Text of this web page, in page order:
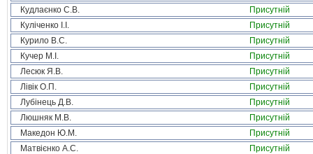
Кудлаєнко С.В.
Присутній
Куліченко І.І.
Присутній
Курило В.С.
Присутній
Кучер М.І.
Присутній
Лесюк Я.В.
Присутній
Лівік О.П.
Присутній
Лубінець Д.В.
Присутній
Люшняк М.В.
Присутній
Македон Ю.М.
Присутній
Матвієнко А.С.
Присутній